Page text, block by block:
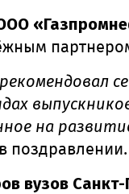
на
поздравлении.
вузов